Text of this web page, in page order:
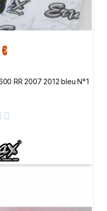
RR 2007 2012 bleu N°1
